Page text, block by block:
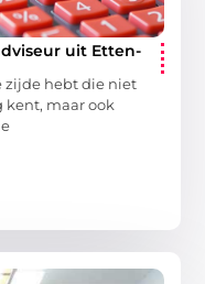
uit Etten-
zijde hebt die niet
maar ook